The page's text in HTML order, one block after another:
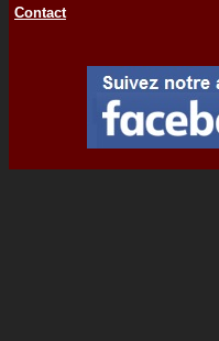
Contact